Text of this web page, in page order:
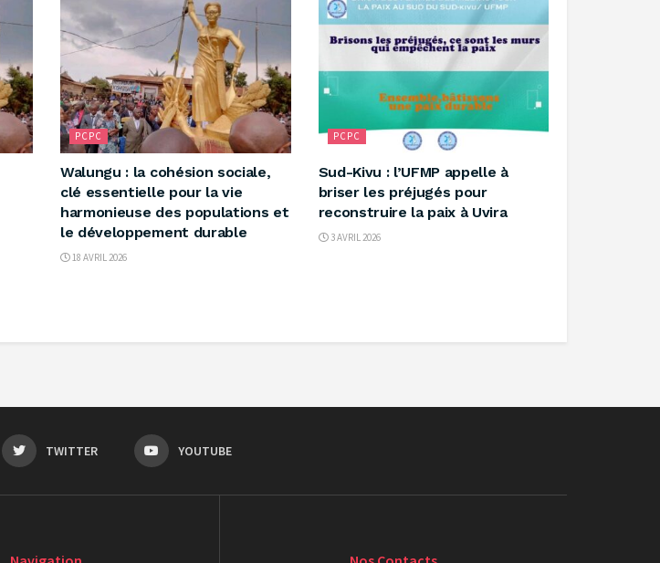
PCPC
‎Walungu : la cohésion sociale,
clé essentielle pour la vie
harmonieuse des populations et
le développement durable
18 AVRIL 2026
PCPC
‎Sud-Kivu : l’UFMP appelle à
briser les préjugés pour
reconstruire la paix à Uvira ‎
3 AVRIL 2026
TWITTER YOUTUBE